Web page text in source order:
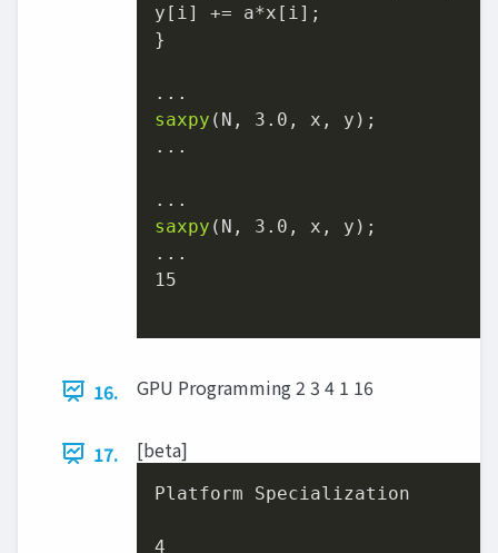
y[i] += a*x[i];
}
saxpy (N, 3.0 , x, y);
...
saxpy (N, 3.0 , x, y);
15
16. GPU Programming 2 3 4 1 16
17. [beta]
Platform Specialization
4